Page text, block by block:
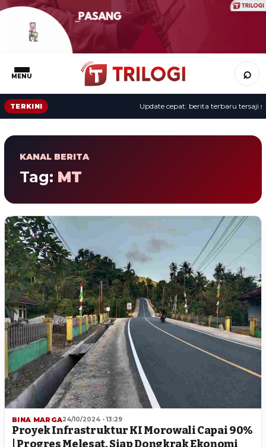
MENU ⌕
TERKINI Update cepat: berita terbaru tersaji
KANAL BERITA
Tag: MT
BINA MARGA24/10/2024 - 13:29
Proyek Infrastruktur KI Morowali Capai 90%
| Progres Melesat, Siap Dongkrak Ekonomi